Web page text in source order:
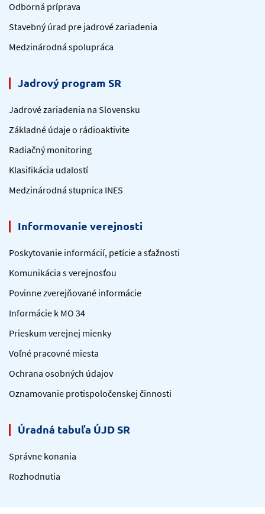
Odborná príprava
Stavebný úrad pre jadrové zariadenia
Medzinárodná spolupráca
Jadrový program SR
Jadrové zariadenia na Slovensku
Základné údaje o rádioaktivite
Radiačný monitoring
Klasifikácia udalostí
Medzinárodná stupnica INES
Informovanie verejnosti
Poskytovanie informácií, petície a sťažnosti
Komunikácia s verejnosťou
Povinne zverejňované informácie
Informácie k MO 34
Prieskum verejnej mienky
Voľné pracovné miesta
Ochrana osobných údajov
Oznamovanie protispoločenskej činnosti
Úradná tabuľa ÚJD SR
Správne konania
Rozhodnutia